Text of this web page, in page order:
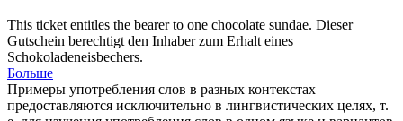
This ticket entitles the bearer to one chocolate sundae. Dieser
Gutschein berechtigt den Inhaber zum Erhalt eines
Schokoladeneisbechers.
Больше
Примеры употребления слов в разных контекстах
предоставляются исключительно в лингвистических целях, т.